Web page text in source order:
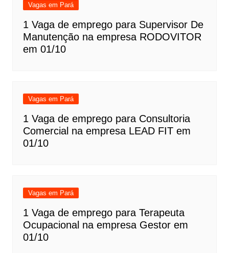
Vagas em Pará
1 Vaga de emprego para Supervisor De
Manutenção na empresa RODOVITOR
em 01/10
Vagas em Pará
1 Vaga de emprego para Consultoria
Comercial na empresa LEAD FIT em
01/10
Vagas em Pará
1 Vaga de emprego para Terapeuta
Ocupacional na empresa Gestor em
01/10